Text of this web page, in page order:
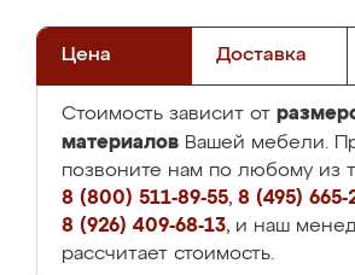
Цена Доставка
Стоимость зависит от
материалов Вашей мебели.
позвоните нам по любому из
8 (800) 511-89-55, 8 (495) 665-
8 (926) 409-68-13, и наш
рассчитает стоимость.